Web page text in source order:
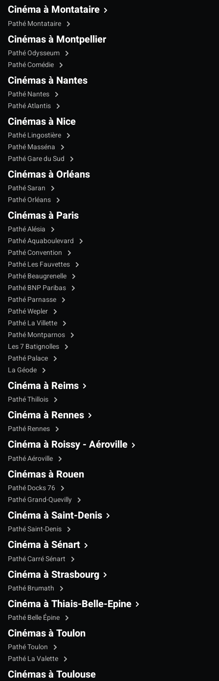
Cinéma à Montataire
Pathé Montataire
Cinémas à Montpellier
Pathé Odysseum
Pathé Comédie
Cinémas à Nantes
Pathé Nantes
Pathé Atlantis
Cinémas à Nice
Pathé Lingostière
Pathé Masséna
Pathé Gare du Sud
Cinémas à Orléans
Pathé Saran
Pathé Orléans
Cinémas à Paris
Pathé Alésia
Pathé Aquaboulevard
Pathé Convention
Pathé Les Fauvettes
Pathé Beaugrenelle
Pathé BNP Paribas
Pathé Parnasse
Pathé Wepler
Pathé La Villette
Pathé Montparnos
Les 7 Batignolles
Pathé Palace
La Géode
Cinéma à Reims
Pathé Thillois
Cinéma à Rennes
Pathé Rennes
Cinéma à Roissy - Aéroville
Pathé Aéroville
Cinémas à Rouen
Pathé Docks 76
Pathé Grand-Quevilly
Cinéma à Saint-Denis
Pathé Saint-Denis
Cinéma à Sénart
Pathé Carré Sénart
Cinéma à Strasbourg
Pathé Brumath
Cinéma à Thiais-Belle-Epine
Pathé Belle Épine
Cinémas à Toulon
Pathé Toulon
Pathé La Valette
Cinémas à Toulouse